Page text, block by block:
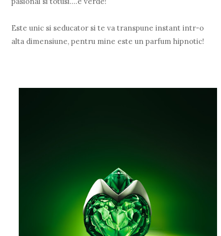
Este unic si seducator si te va transpune instant intr-o
alta dimensiune, pentru mine este un parfum hipnotic!